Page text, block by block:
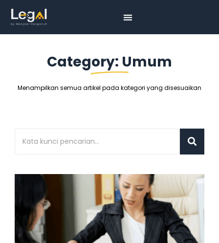
Category: Umum
Menampilkan semua artikel pada kategori yang disesuaikan